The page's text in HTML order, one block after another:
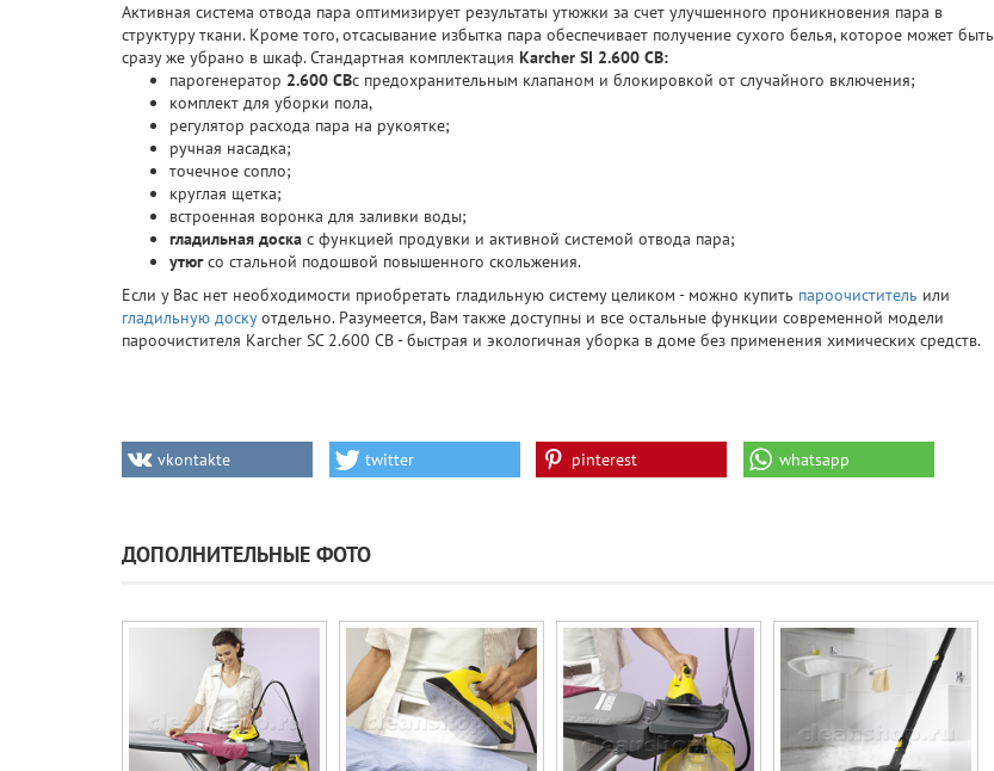
Активная система отвода пара оптимизирует результаты утюжки за счет улучшенного проникновения пара в
структуру ткани. Кроме того, отсасывание избытка пара обеспечивает получение сухого белья, которое может быть
сразу же убрано в шкаф. Стандартная комплектация Karcher SI 2.600 CB:
парогенератор 2.600 CBс предохранительным клапаном и блокировкой от случайного включения;
комплект для уборки пола,
регулятор расхода пара на рукоятке;
ручная насадка;
точечное сопло;
круглая щетка;
встроенная воронка для заливки воды;
гладильная доска с функцией продувки и активной системой отвода пара;
утюгсо стальной подошвой повышенного скольжения.
Если у Вас нет необходимости приобретать гладильную систему целиком - можно купить пароочиститель или
гладильную доскуотдельно. Разумеется, Вам также доступны и все остальные функции современной модели
пароочистителя Karcher SC 2.600 CB - быстрая и экологичная уборка в доме без применения химических средств.
vkontakte twitter pinterest whatsapp
ДОПОЛНИТЕЛЬНЫЕ ФОТО